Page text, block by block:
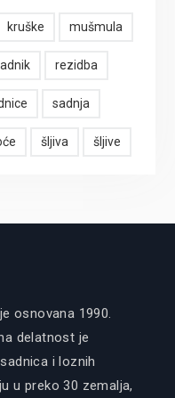
kruške mušmula
rezidba
sadnja
šljiva šljive
osnovana 1990.
delatnost je
i loznih
u preko 30 zemalja,